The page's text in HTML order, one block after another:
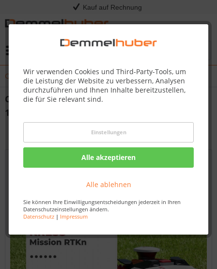
Kauf auf Rechnung
Wir verwenden Cookies und Third-Party-Tools, um
die Leistung der Website zu verbessern, Analysen
durchzuführen und Ihnen Inhalte bereitzustellen,
die für Sie relevant sind.
Einstellungen
Alle akzeptieren
Alle ablehnen
Sie können Ihre Einwilligungsentscheidungen jederzeit in Ihren
Datenschutzeinstellungen ändern.
Datenschutz| Impressum
Changelog - Änderungen Kress RTKn Firmware 1.3.15.+27
Changelog - Änderungen Kress RTKn Firmware
1.3.15.+27